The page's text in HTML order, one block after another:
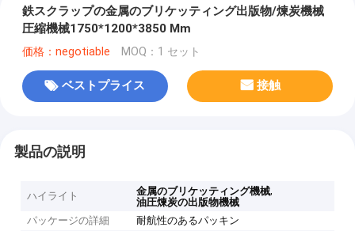
鉄スクラップの金属のブリケッティング出版物/煉炭機械
圧縮機械1750*1200*3850 Mm
価格：negotiable MOQ：1 セット
ベストプライス 接触
製品の説明
ハイライト 金属のブリケッティング機械,
油圧煉炭の出版物機械
パッケージの詳細
耐航性のあるパッキン